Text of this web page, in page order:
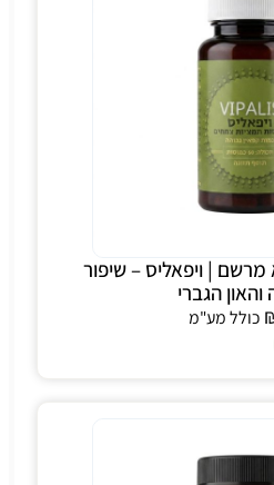
| ויפאליס – שיפור
הגברי
כולל מע"מ